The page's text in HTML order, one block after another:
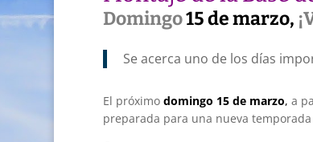
Domingo15 de marzo,
Se acerca uno de los días
El próximo domingo 15 de marzo, a
preparada para una nueva temporada